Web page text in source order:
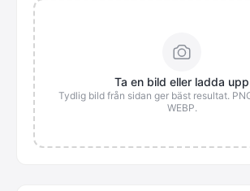
Ta en bild eller ladda upp
Tydlig bild från sidan ger bäst resultat.
WEBP.